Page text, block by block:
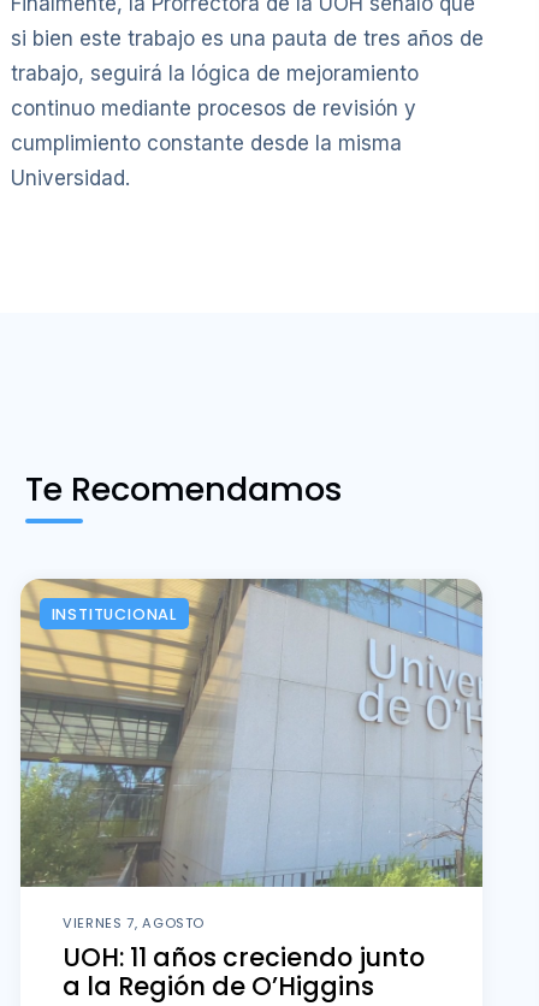
si bien este trabajo es una pauta de tres años de
trabajo, seguirá la lógica de mejoramiento
continuo mediante procesos de revisión y
cumplimiento constante desde la misma
Universidad.
Te Recomendamos
INSTITUCIONAL
VIERNES 7, AGOSTO
UOH: 11 años creciendo junto
a la Región de O’Higgins